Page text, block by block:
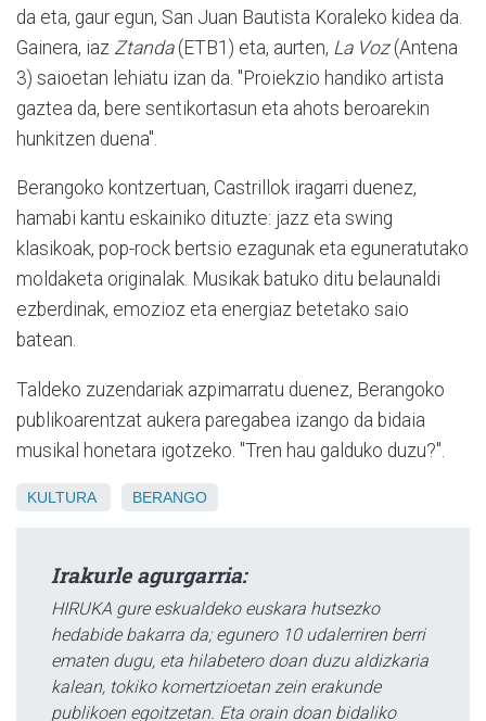
da eta, gaur egun, San Juan Bautista Koraleko kidea da.
Gainera, iaz Ztanda(ETB1) eta, aurten, La Voz(Antena
3) saioetan lehiatu izan da. "Proiekzio handiko artista
gaztea da, bere sentikortasun eta ahots beroarekin
hunkitzen duena".
Berangoko kontzertuan, Castrillok iragarri duenez,
hamabi kantu eskainiko dituzte: jazz eta swing
klasikoak, pop-rock bertsio ezagunak eta eguneratutako
moldaketa originalak. Musikak batuko ditu belaunaldi
ezberdinak, emozioz eta energiaz betetako saio
batean.
Taldeko zuzendariak azpimarratu duenez, Berangoko
publikoarentzat aukera paregabea izango da bidaia
musikal honetara igotzeko. "Tren hau galduko duzu?".
KULTURA BERANGO
Irakurle agurgarria:
HIRUKA gure eskualdeko euskara hutsezko
hedabide bakarra da; egunero 10 udalerriren berri
ematen dugu, eta hilabetero doan duzu aldizkaria
kalean, tokiko komertzioetan zein erakunde
publikoen egoitzetan. Eta orain doan bidaliko